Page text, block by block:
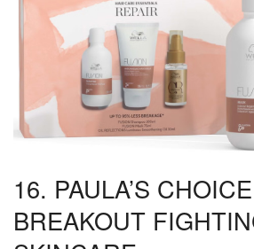
16. PAULA’S
BREAKOUT